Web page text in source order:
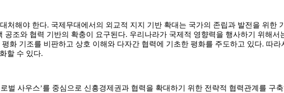
해야 한다. 국제무대에서의 외교적 지지 기반 확대는 국가의 존립과 발전을 위한
조와 협력 기반의 확충이 요구된다. 우리나라가 국제적 영향력을 행사하기 위해
화 기조를 비판하고 상호 이해와 다자간 협력에 기초한 평화를 주도하고 있다. 따
할 수 있다.
사우스’를 중심으로 신흥경제권과 협력을 확대하기 위한 전략적 협력관계를 구